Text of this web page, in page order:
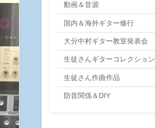
動画＆音源
国内＆海外ギター修行
大分中村ギター教室発表会
生徒さんギターコレクション
生徒さん作曲作品
防音関係＆DIY